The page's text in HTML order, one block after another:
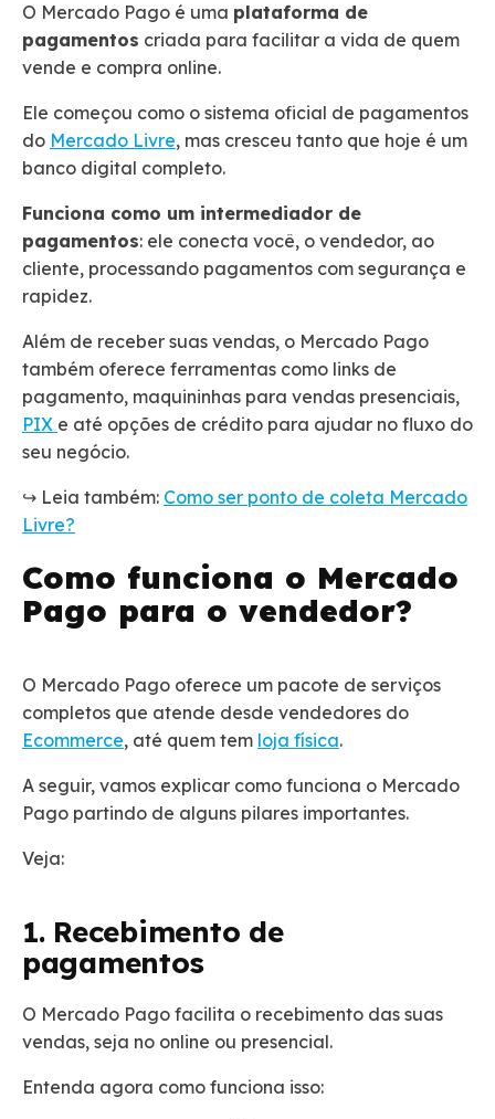
O Mercado Pago é uma plataforma de
pagamentos criada para facilitar a vida de quem
vende e compra online.
Ele começou como o sistema oficial de pagamentos
do Mercado Livre, mas cresceu tanto que hoje é um
banco digital completo.
Funciona como um intermediador de
pagamentos: ele conecta você, o vendedor, ao
cliente, processando pagamentos com segurança e
rapidez.
Além de receber suas vendas, o Mercado Pago
também oferece ferramentas como links de
pagamento, maquininhas para vendas presenciais,
PIX e até opções de crédito para ajudar no fluxo do
seu negócio.
↪️ Leia também: Como ser ponto de coleta Mercado
Livre?
Como funciona o Mercado
Pago para o vendedor?
O Mercado Pago oferece um pacote de serviços
completos que atende desde vendedores do
Ecommerce, até quem tem loja física.
A seguir, vamos explicar como funciona o Mercado
Pago partindo de alguns pilares importantes.
Veja:
1. Recebimento de
pagamentos
O Mercado Pago facilita o recebimento das suas
vendas, seja no online ou presencial.
Entenda agora como funciona isso: